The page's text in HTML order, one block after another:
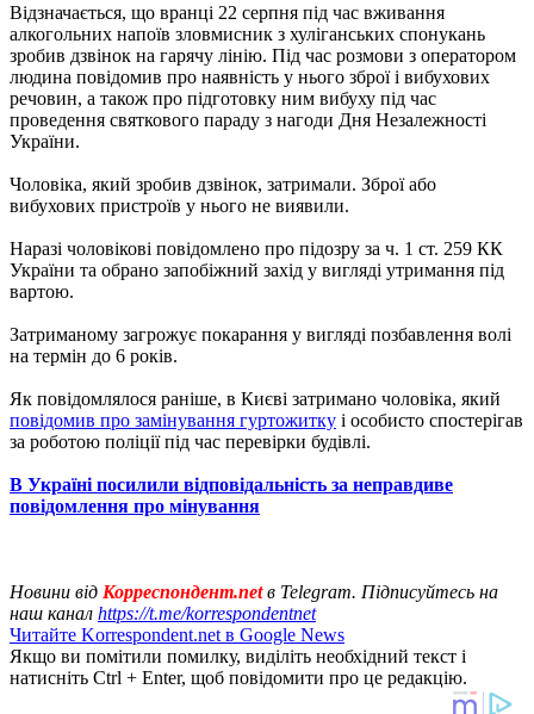
Відзначається, що вранці 22 серпня під час вживання
алкогольних напоїв зловмисник з хуліганських спонукань
зробив дзвінок на гарячу лінію. Під час розмови з оператором
людина повідомив про наявність у нього зброї і вибухових
речовин, а також про підготовку ним вибуху під час
проведення святкового параду з нагоди Дня Незалежності
України.
Чоловіка, який зробив дзвінок, затримали. Зброї або
вибухових пристроїв у нього не виявили.
Наразі чоловікові повідомлено про підозру за ч. 1 ст. 259 КК
України та обрано запобіжний захід у вигляді утримання під
вартою.
Затриманому загрожує покарання у вигляді позбавлення волі
на термін до 6 років.
Як повідомлялося раніше, в Києві затримано чоловіка, який
повідомив про замінування гуртожитку і особисто спостерігав
за роботою поліції під час перевірки будівлі.
В Україні посилили відповідальність за неправдиве
повідомлення про мінування
Новини від Корреспондент.netв Telegram. Підписуйтесь на
наш канал https://t.me/korrespondentnet
Читайте Korrespondent.net в Google News
Якщо ви помітили помилку, виділіть необхідний текст і
натисніть Ctrl + Enter, щоб повідомити про це редакцію.